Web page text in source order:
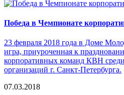
Победа в Чемпионате
23 февраля 2018 года в Доме
игра, приуроченная к
корпоративных команд КВН
организаций г. Санкт-Петербурга.
07.03.2018